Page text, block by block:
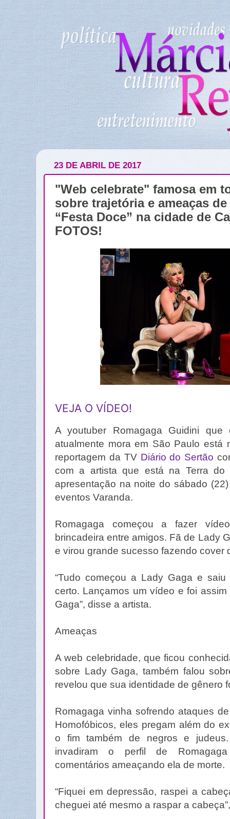
23 DE ABRIL DE 2017
"Web celebrate" famosa em
sobre trajetória e ameaças
“Festa Doce” na cidade de
FOTOS!
VEJA O VÍDEO!
A youtuber Romagaga Guidini
atualmente mora em São Paulo
reportagem da TV Diário do Sertão
com a artista que está na Terra do
apresentação na noite do sábado
eventos Varanda.
Romagaga começou a fazer
brincadeira entre amigos. Fã de Lady
e virou grande sucesso fazendo cover
“Tudo começou a Lady Gaga e
certo. Lançamos um vídeo e foi
Gaga”, disse a artista.
Ameaças
A web celebridade, que ficou
sobre Lady Gaga, também falou
revelou que sua identidade de gênero
Romagaga vinha sofrendo ataques
Homofóbicos, eles pregam além do
o fim também de negros e
invadiram o perfil de
comentários ameaçando ela de morte.
“Fiquei em depressão, raspei a
cheguei até mesmo a raspar a